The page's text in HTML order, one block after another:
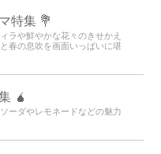
特集 💐
ラや鮮やかな花々のきせかえ
春の息吹を画面いっぱいに堪
🧉
ーダやレモネードなどの魅力